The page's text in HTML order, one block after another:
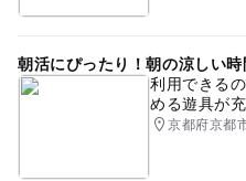
1,620台
駐車場料金
朝活にぴったり！朝の涼しい
利用できる
める遊具が充
京都府京都